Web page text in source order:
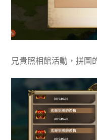
兄貴照相館活動，拼圖